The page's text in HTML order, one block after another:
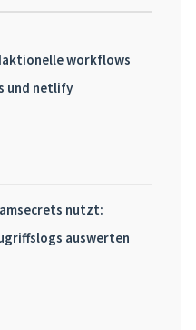
workflows
und netlify
nutzt:
auswerten